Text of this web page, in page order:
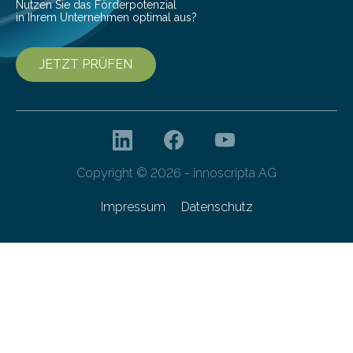
Nutzen Sie das Förderpotenzial
in Ihrem Unternehmen optimal aus?
JETZT PRÜFEN
Copyright © 2026 - innoscripta AG
Impressum Datenschutz